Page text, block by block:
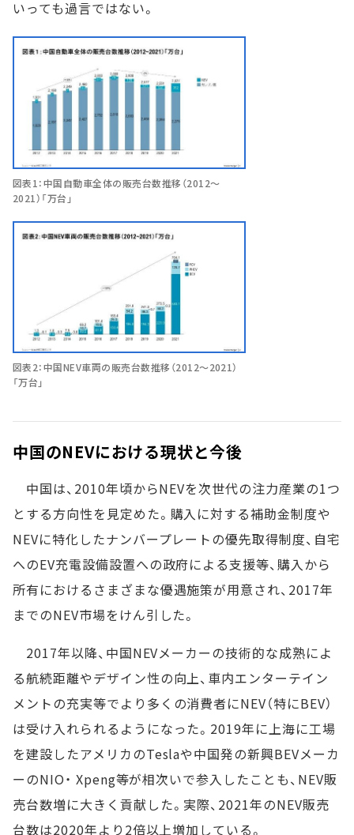
いっても過言ではない。
図表1：中国自動車全体の販売台数推移（2012～
2021）「万台」
図表2：中国NEV車両の販売台数推移（2012～2021）
「万台」
中国のNEVにおける現状と今後
中国は、2010年頃からNEVを次世代の注力産業の1つ
とする方向性を見定めた。購入に対する補助金制度や
NEVに特化したナンバープレートの優先取得制度、自宅
へのEV充電設備設置への政府による支援等、購入から
所有におけるさまざまな優遇施策が用意され、2017年
までのNEV市場をけん引した。
2017年以降、中国NEVメーカーの技術的な成熟によ
る航続距離やデザイン性の向上、車内エンターテイン
メントの充実等でより多くの消費者にNEV（特にBEV）
は受け入れられるようになった。2019年に上海に工場
を建設したアメリカのTeslaや中国発の新興BEVメーカ
ーのNIO・ Xpeng等が相次いで参入したことも、NEV販
売台数増に大きく貢献した。実際、2021年のNEV販売
台数は2020年より2倍以上増加している。